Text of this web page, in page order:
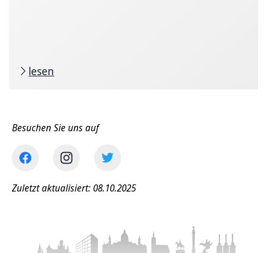
lesen
Besuchen Sie uns auf
Zuletzt aktualisiert: 08.10.2025